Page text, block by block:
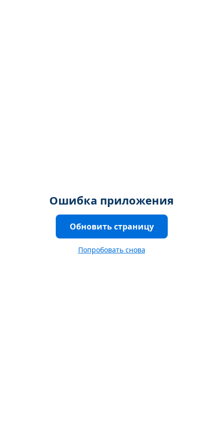
Ошибка приложения
Обновить страницу
Попробовать снова